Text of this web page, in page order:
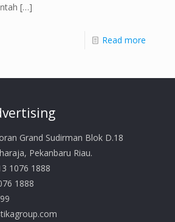
[…]
Read more
Grand Sudirman Blok D.18
Pekanbaru Riau.
1076 1888
1888